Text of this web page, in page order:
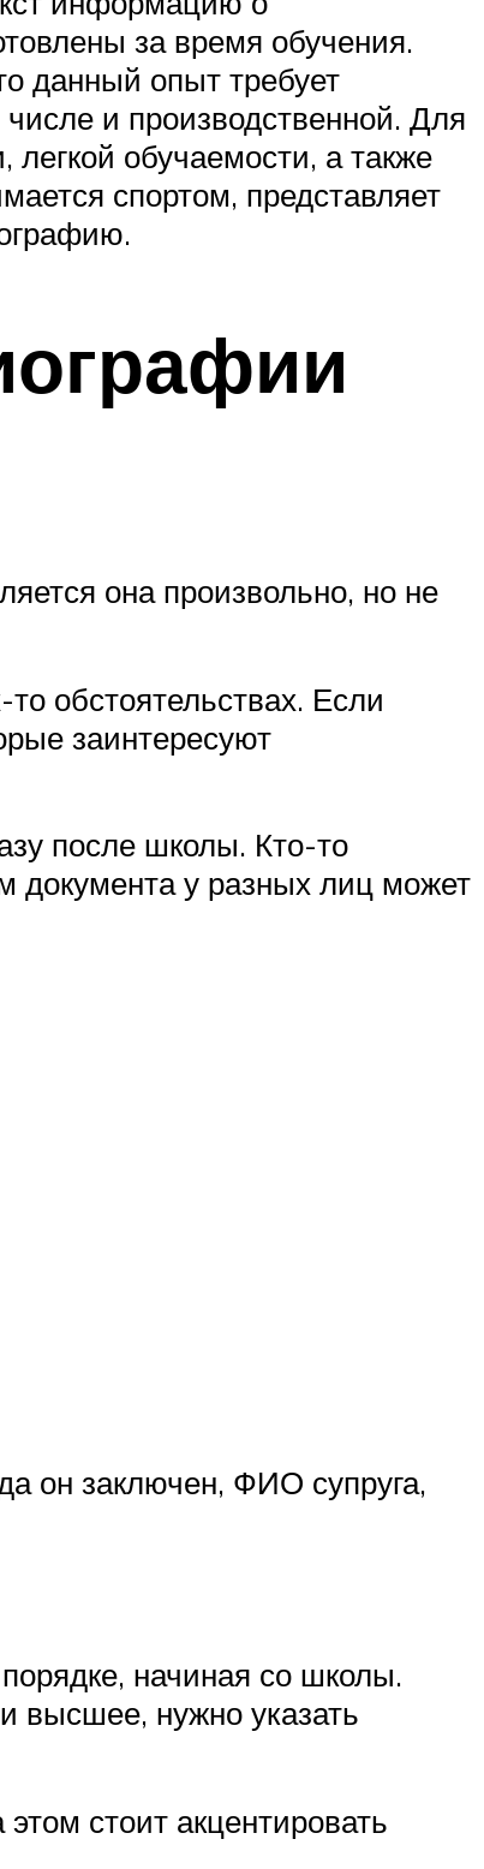
за время обучения.
данный опыт требует
и производственной. Для
обучаемости, а также
спортом, представляет
она произвольно, но не
обстоятельствах. Если
заинтересуют
после школы. Кто-то
документа у разных лиц может
он заключен, ФИО супруга,
начиная со школы.
высшее, нужно указать
стоит акцентировать